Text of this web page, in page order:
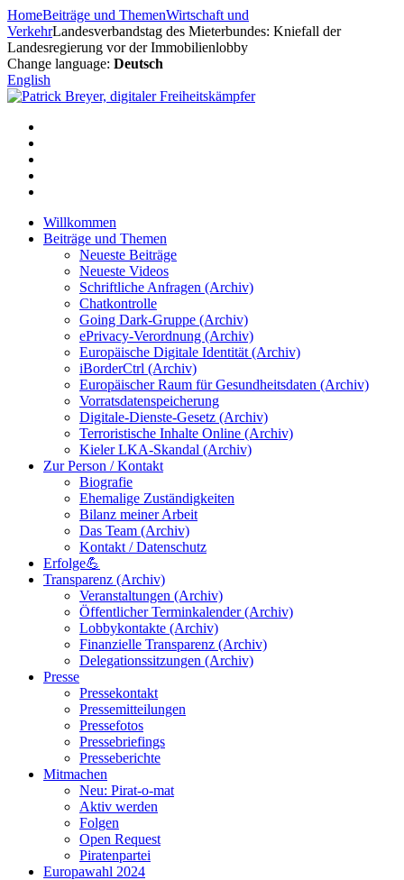
Zum
Inhalt
springen
HomeBeiträge und ThemenWirtschaft und
VerkehrLandesverbandstag des Mieterbundes: Kniefall der
Landesregierung vor der Immobilienlobby
Change language: Deutsch
English
Willkommen
Beiträge und Themen
Neueste Beiträge
Neueste Videos
Schriftliche Anfragen (Archiv)
Chatkontrolle
Going Dark-Gruppe (Archiv)
ePrivacy-Verordnung (Archiv)
Europäische Digitale Identität (Archiv)
iBorderCtrl (Archiv)
Europäischer Raum für Gesundheitsdaten (Archiv)
Vorratsdatenspeicherung
Digitale-Dienste-Gesetz (Archiv)
Terroristische Inhalte Online (Archiv)
Kieler LKA-Skandal (Archiv)
Zur Person / Kontakt
Biografie
Ehemalige Zuständigkeiten
Bilanz meiner Arbeit
Das Team (Archiv)
Kontakt / Datenschutz
Erfolge💪
Transparenz (Archiv)
Veranstaltungen (Archiv)
Öffentlicher Terminkalender (Archiv)
Lobbykontakte (Archiv)
Finanzielle Transparenz (Archiv)
Delegationssitzungen (Archiv)
Presse
Pressekontakt
Pressemitteilungen
Pressefotos
Pressebriefings
Presseberichte
Mitmachen
Neu: Pirat-o-mat
Aktiv werden
Folgen
Open Request
Piratenpartei
Europawahl 2024